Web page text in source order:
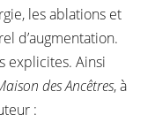
les ablations et
d’augmentation.
explicites. Ainsi
des Ancêtres, à
: